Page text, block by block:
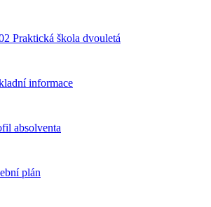
Praktická škola dvouletá
informace
absolventa
plán